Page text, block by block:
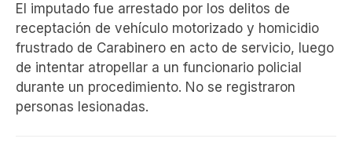
El imputado fue arrestado por los delitos de
receptación de vehículo motorizado y homicidio
frustrado de Carabinero en acto de servicio, luego
de intentar atropellar a un funcionario policial
durante un procedimiento. No se registraron
personas lesionadas.